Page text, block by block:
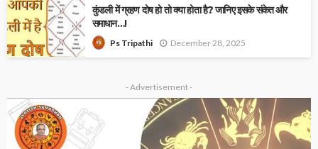
कुंडली में ग्रहण दोष हो तो क्या होता है? जानिए इसके संकेत और
समाधान…!
Ps Tripathi December 28, 2025
- Advertisement -